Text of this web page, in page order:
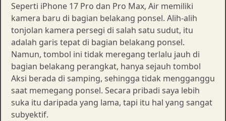
Seperti iPhone 17 Pro dan Pro Max, Air memiliki
kamera baru di bagian belakang ponsel. Alih-alih
tonjolan kamera persegi di salah satu sudut, itu
adalah garis tepat di bagian belakang ponsel.
Namun, tombol ini tidak meregang terlalu jauh di
bagian belakang perangkat, hanya sejauh tombol
Aksi berada di samping, sehingga tidak mengganggu
saat memegang ponsel. Secara pribadi saya lebih
suka itu daripada yang lama, tapi itu hal yang sangat
subyektif.